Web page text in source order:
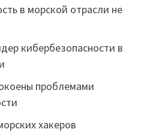
в морской отрасли не
кибербезопасности в
проблемами
хакеров